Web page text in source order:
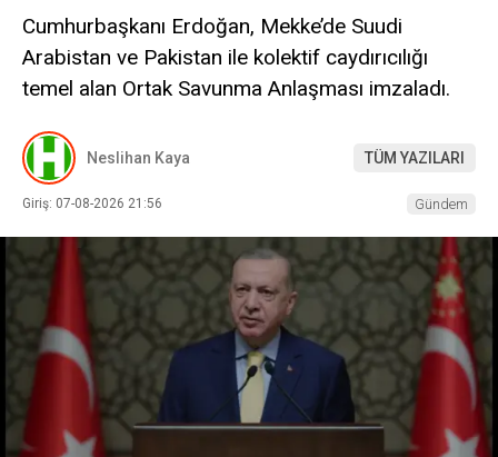
Cumhurbaşkanı Erdoğan, Mekke’de Suudi
Arabistan ve Pakistan ile kolektif caydırıcılığı
temel alan Ortak Savunma Anlaşması imzaladı.
Neslihan Kaya TÜM YAZILARI
Giriş: 07-08-2026 21:56 Gündem